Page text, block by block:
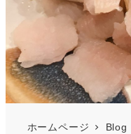
ホームページ Blog